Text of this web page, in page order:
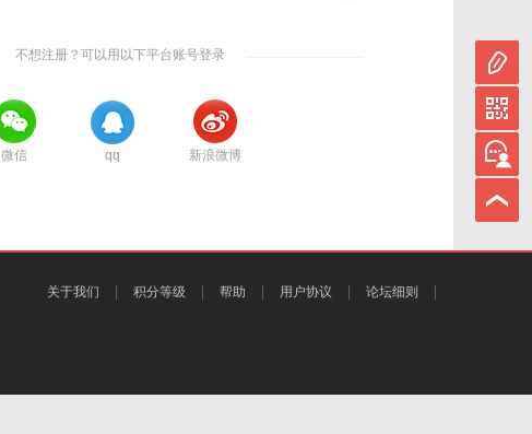
不想注册？可以用以下平台账号登录
微信 qq 新浪微博
关于我们 积分等级 帮助 用户协议 论坛细则